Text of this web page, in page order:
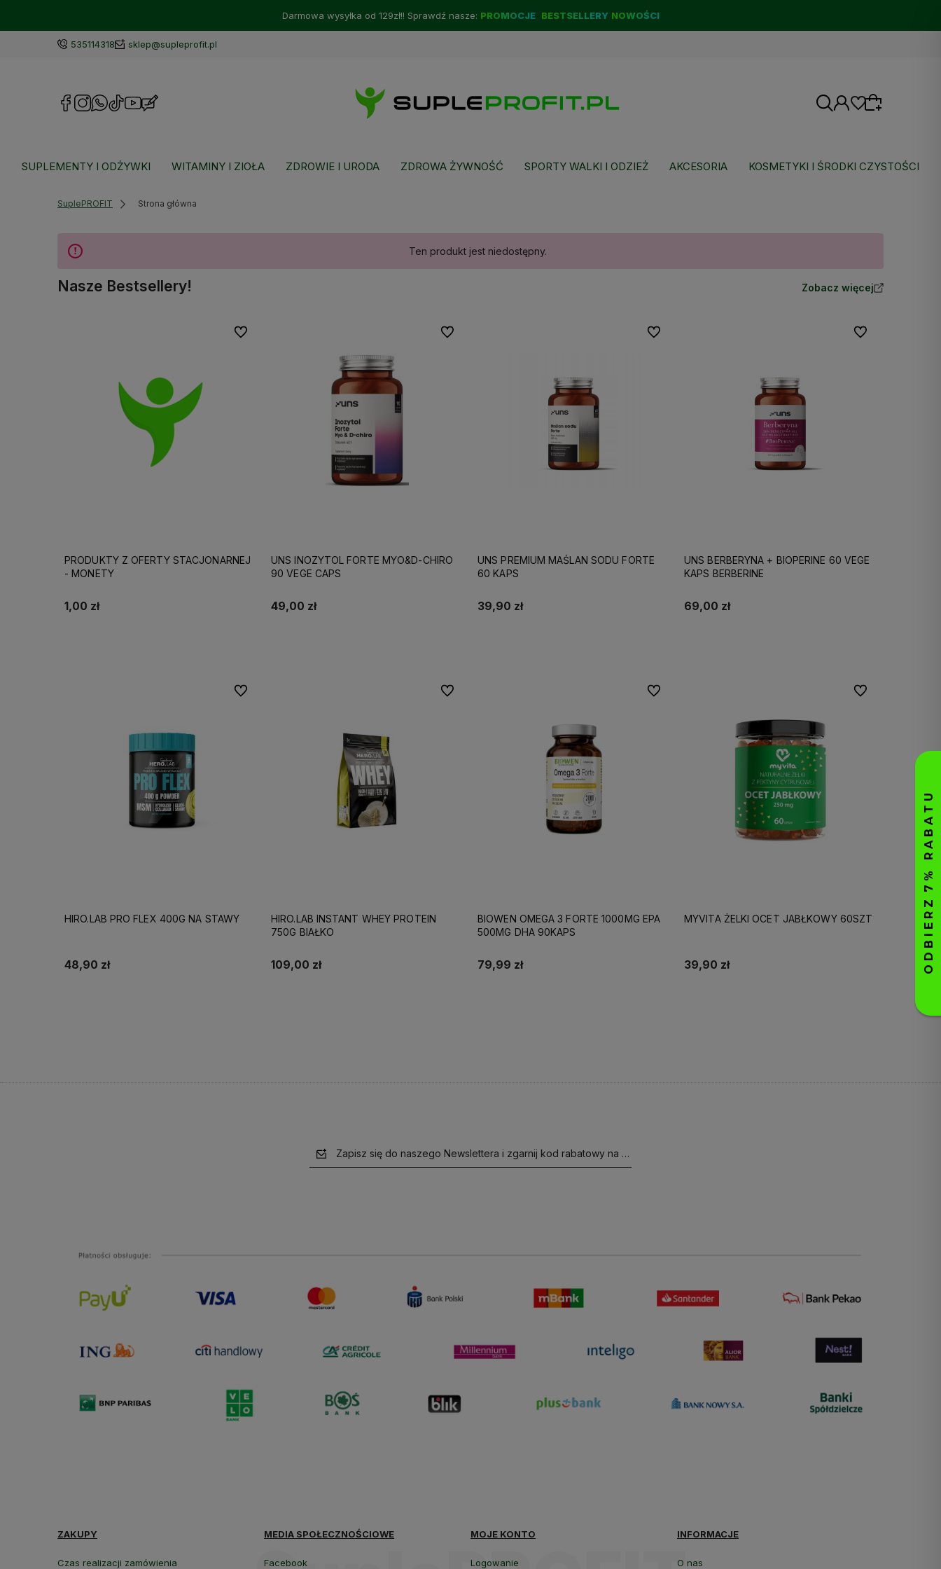
Darmowa wysyłka od 129zł!! Sprawdź nasze: PROMOCJE BESTSELLERY NOWOŚCI
535114318 sklep@supleprofit.pl
SUPLEMENTY I ODŻYWKI WITAMINY I ZIOŁA ZDROWIE I URODA ZDROWA ŻYWNOŚĆ SPORTY WALKI I ODZIEŻ AKCESORIA KOSMETYKI I ŚRODKI CZYSTOŚCI
SuplePROFIT Strona główna
Ten produkt jest niedostępny.
Nasze Bestsellery! Zobacz więcej
PRODUKTY Z OFERTY STACJONARNEJ
- MONETY
1,00 zł
Do ulubionych
UNS INOZYTOL FORTE MYO&D-CHIRO
90 VEGE CAPS
49,00 zł
Do ulubionych
UNS PREMIUM MAŚLAN SODU FORTE
60 KAPS
39,90 zł
Do ulubionych
UNS BERBERYNA + BIOPERINE 60 VEGE
KAPS BERBERINE
69,00 zł
Do ulubionych
HIRO.LAB PRO FLEX 400G NA STAWY
48,90 zł
Do ulubionych
HIRO.LAB INSTANT WHEY PROTEIN
750G BIAŁKO
109,00 zł
Do ulubionych
BIOWEN OMEGA 3 FORTE 1000MG EPA
500MG DHA 90KAPS
79,99 zł
Do ulubionych
MYVITA ŻELKI OCET JABŁKOWY 60SZT
39,90 zł
Do ulubionych
Zapisz się do naszego Newslettera i zgarnij kod rabatowy na pierwsze zakupy!
ZAKUPY
Czas realizacji zamówienia
MEDIA SPOŁECZNOŚCIOWE
Facebook
MOJE KONTO
Logowanie
INFORMACJE
O nas